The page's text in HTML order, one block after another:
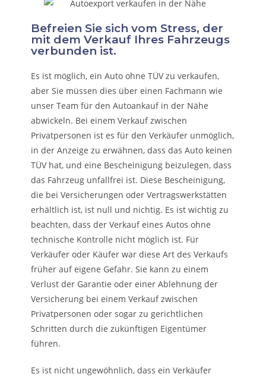
Befreien Sie sich vom Stress, der
mit dem Verkauf Ihres Fahrzeugs
verbunden ist.
Es ist möglich, ein Auto ohne TÜV zu verkaufen,
aber Sie müssen dies über einen Fachmann wie
unser Team für den Autoankauf in der Nähe
abwickeln. Bei einem Verkauf zwischen
Privatpersonen ist es für den Verkäufer unmöglich,
in der Anzeige zu erwähnen, dass das Auto keinen
TÜV hat, und eine Bescheinigung beizulegen, dass
das Fahrzeug unfallfrei ist. Diese Bescheinigung,
die bei Versicherungen oder Vertragswerkstätten
erhältlich ist, ist null und nichtig. Es ist wichtig zu
beachten, dass der Verkauf eines Autos ohne
technische Kontrolle nicht möglich ist. Für
Verkäufer oder Käufer war diese Art des Verkaufs
früher auf eigene Gefahr. Sie kann zu einem
Verlust der Garantie oder einer Ablehnung der
Versicherung bei einem Verkauf zwischen
Privatpersonen oder sogar zu gerichtlichen
Schritten durch die zukünftigen Eigentümer
führen.
Es ist nicht ungewöhnlich, dass ein Verkäufer